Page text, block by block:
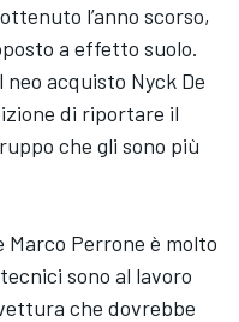
l’anno scorso,
a effetto suolo.
acquisto Nyck De
di riportare il
che gli sono più
Perrone è molto
sono al lavoro
che dovrebbe